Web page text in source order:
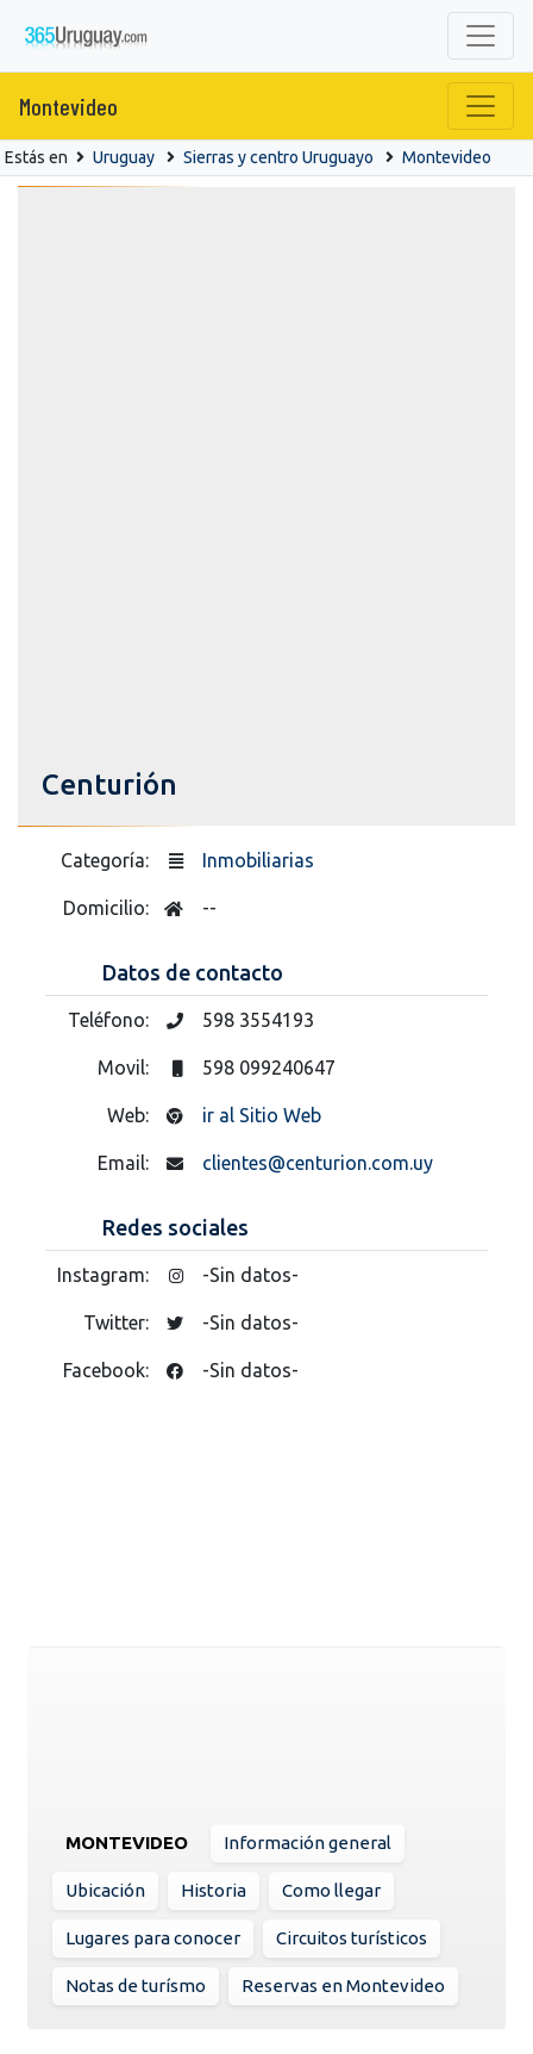
Montevideo
Estás en Uruguay Sierras y centro Uruguayo Montevideo
Centurión
Categoría: Inmobiliarias
Domicilio: --
Datos de contacto
Teléfono: 598 3554193
Movil: 598 099240647
Web: ir al Sitio Web
Email: clientes@centurion.com.uy
Redes sociales
Instagram: -Sin datos-
Twitter: -Sin datos-
Facebook: -Sin datos-
MONTEVIDEO Información general
Ubicación Historia Como llegar
Lugares para conocer Circuitos turísticos
Notas de turísmo Reservas en Montevideo